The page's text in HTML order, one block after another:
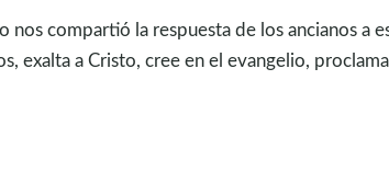
compartió la respuesta de los ancianos a
exalta a Cristo, cree en el evangelio,